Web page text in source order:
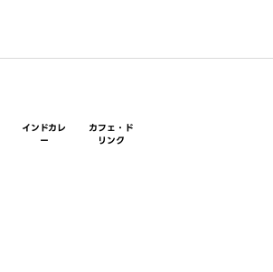
インドカレ
ー
カフェ・ド
リンク